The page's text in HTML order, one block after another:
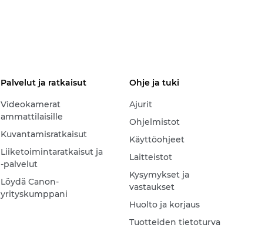
Palvelut ja ratkaisut
Videokamerat
ammattilaisille
Kuvantamisratkaisut
Liiketoimintaratkaisut ja
-palvelut
Löydä Canon-
yrityskumppani
Ohje ja tuki
Ajurit
Ohjelmistot
Käyttöohjeet
Laitteistot
Kysymykset ja
vastaukset
Huolto ja korjaus
Tuotteiden tietoturva